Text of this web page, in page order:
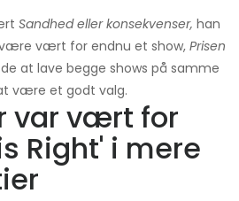
Sandhed eller konsekvenser, han
vært for endnu et show, Prisen
at lave begge shows på samme
være et godt valg.
var vært for
Right' i mere